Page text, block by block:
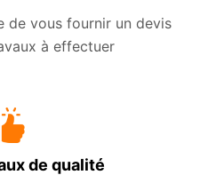
de vous fournir un devis
à effectuer
de qualité